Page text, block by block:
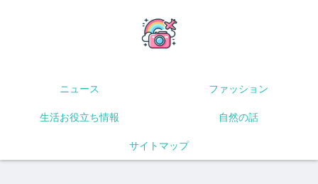
ニュース ファッション
生活お役立ち情報 自然の話
サイトマップ